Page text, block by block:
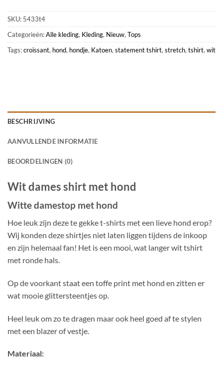
SKU: 5433t4
Categorieën:Alle kleding, Kleding, Nieuw,Tops
Tags:croissant, hond, hondje, Katoen,statement tshirt,stretch,tshirt,wit
BESCHRIJVING
AANVULLENDE INFORMATIE
BEOORDELINGEN (0)
Wit dames shirt met hond
Witte damestop met hond
Hoe leuk zijn deze te gekke t-shirts met een lieve hond erop?
Wij konden deze shirtjes niet laten liggen tijdens de inkoop
en zijn helemaal fan! Het is een mooi, wat langer wit tshirt
met ronde hals.
Op de voorkant staat een toffe print met hond en zitten er
wat mooie glittersteentjes op.
Heel leuk om zo te dragen maar ook heel goed af te stylen
met een blazer of vestje.
Materiaal: